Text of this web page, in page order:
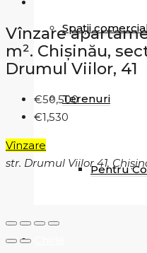
Spații
Terenuri
Pentru
Vînzare
m². Chișinău,
Drumul Viilor, 41
€50,500
€1,530
Vînzare
str. Drumul Viilor 41,